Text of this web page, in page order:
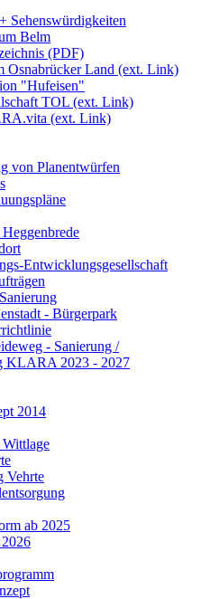
Sehenswürdigkeiten
Belm
(PDF)
Osnabrücker Land (ext. Link)
"Hufeisen"
TOL (ext. Link)
(ext. Link)
von Planentwürfen
Entwicklungsgesellschaft
- Bürgerpark
- Sanierung /
KLARA 2023 - 2027
2014
Wittlage
Vehrte
ab 2025